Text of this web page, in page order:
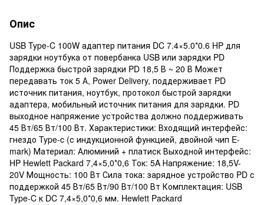
Опис
USB Type-C 100W адаптер питания DC 7.4×5.0*0.6 HP для
зарядки ноутбука от повербанка USB или зарядки PD
Поддержка быстрой зарядки PD 18,5 В ~ 20 В Может
передавать ток 5 А, Power Delivery, поддерживает PD
источник питания, ноутбук, протокол быстрой зарядки
адаптера, мобильный источник питания для зарядки. PD
выходное напряжение устройства должно поддерживать
45 Вт/65 Вт/100 Вт. Характеристики: Входящий интерфейс:
гнездо Type-c (с индукционной функцией, двойной чип E-
mark) Материал: Алюминий + платиск Выходной интерфейс:
HP Hewlett Packard 7,4×5,0*0,6 Ток: 5A Напряжение: 18,5V-
20V Мощность: 100 Вт Сила тока: зарядное устройство PD с
поддержкой 45 Вт/65 Вт/90 Вт/100 Вт Комплектация: USB
Type-C к DC 7,4×5,0*0,6 мм. Hewlett Packard